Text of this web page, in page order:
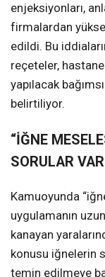
enjeksiyonları,
firmalardan
edildi. Bu
reçeteler,
yapılacak
belirtiliyor.
“İĞNE
SORULAR VAR
Kamuoyunda
uygulamanın
kanayan
konusu iğnelerin
temin edilmeye